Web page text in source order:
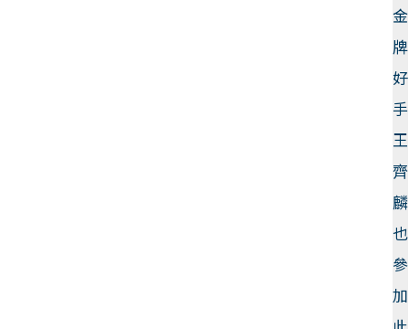
金
牌
好
手
王
齊
麟
也
參
加